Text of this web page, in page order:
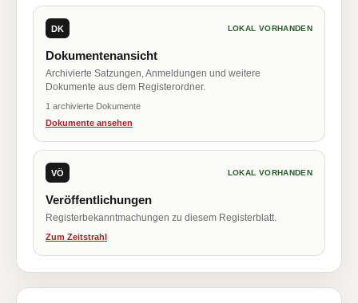
DK LOKAL VORHANDEN
Dokumentenansicht
Archivierte Satzungen, Anmeldungen und weitere
Dokumente aus dem Registerordner.
1 archivierte Dokumente
Dokumente ansehen
VÖ LOKAL VORHANDEN
Veröffentlichungen
Registerbekanntmachungen zu diesem Registerblatt.
Zum Zeitstrahl